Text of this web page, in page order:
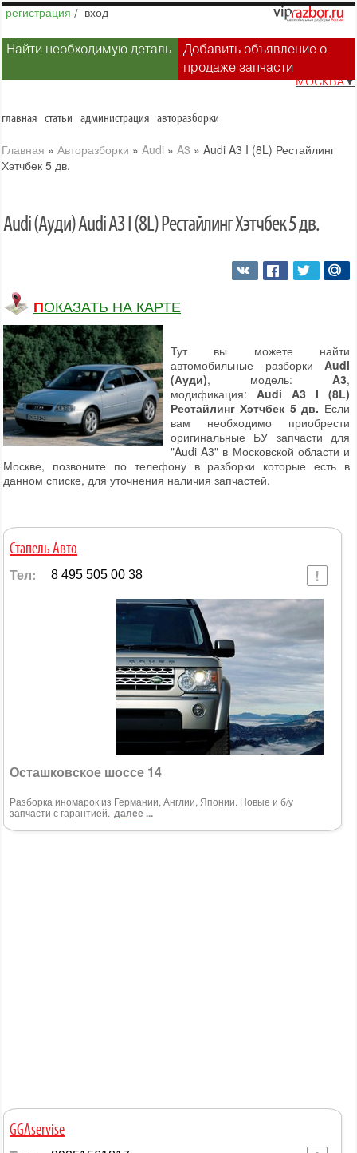
регистрация / вход
Найти необходимую деталь
Добавить объявление о
продаже запчасти
МОСКВА▼
главная статьи администрация авторазборки
Главная » Авторазборки » Audi » A3 » Audi A3 I (8L) Рестайлинг
Хэтчбек 5 дв.
Audi (Ауди) Audi A3 I (8L) Рестайлинг Хэтчбек 5 дв.
ПОКАЗАТЬ НА КАРТЕ
Тут вы можете найти
автомобильные разборки Audi
(Ауди), модель: A3,
модификация: Audi A3 I (8L)
Рестайлинг Хэтчбек 5 дв. Если
вам необходимо приобрести
оригинальные БУ запчасти для
"Audi A3" в Московской области и
Москве, позвоните по телефону в разборки которые есть в
данном списке, для уточнения наличия запчастей.
Стапель Авто
Тел: 8 495 505 00 38
Осташковское шоссе 14
Разборка иномарок из Германии, Англии, Японии. Новые и б/у
запчасти с гарантией. далее ...
GGAservise